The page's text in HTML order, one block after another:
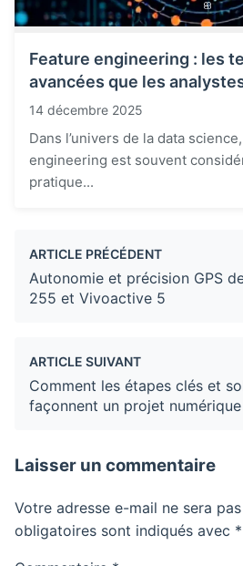
Feature engineering : les
avancées que les
14 décembre 2025
Dans l’univers de la data
engineering est souvent
pratique...
ARTICLE PRÉCÉDENT
Autonomie et précision GPS
255 et Vivoactive 5
ARTICLE SUIVANT
Comment les étapes clés et
façonnent un projet
Laisser un commentaire
Votre adresse e-mail ne sera
obligatoires sont indiqués avec *